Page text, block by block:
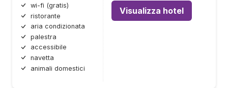
wi-fi (gratis)
ristorante
aria condizionata
palestra
accessibile
navetta
animali domestici
Visualizza hotel